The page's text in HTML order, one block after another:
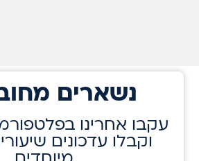
!נשארים
וקבלו עדכונים